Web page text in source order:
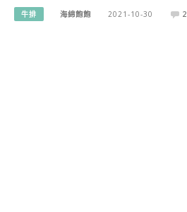
牛排 海綿飽飽 2021-10-30 2